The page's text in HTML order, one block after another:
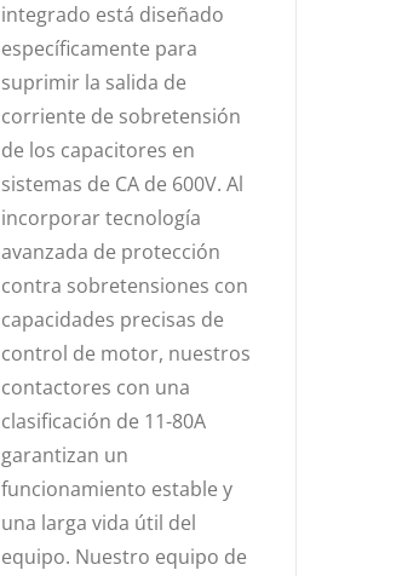
integrado está diseñado
específicamente para
suprimir la salida de
corriente de sobretensión
de los capacitores en
sistemas de CA de 600V. Al
incorporar tecnología
avanzada de protección
contra sobretensiones con
capacidades precisas de
control de motor, nuestros
contactores con una
clasificación de 11-80A
garantizan un
funcionamiento estable y
una larga vida útil del
equipo. Nuestro equipo de